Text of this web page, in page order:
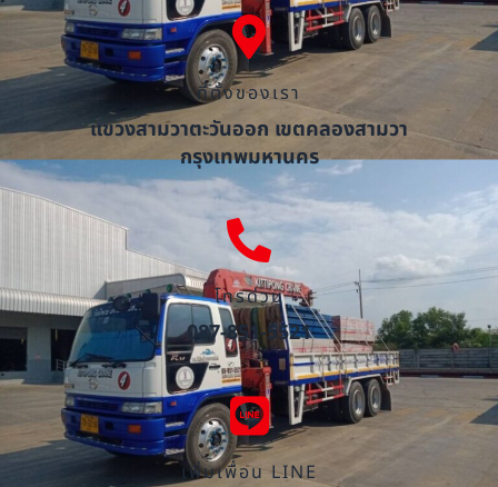
ที่ตั้งของเรา
แขวงสามวาตะวันออก เขตคลองสามวา
กรุงเทพมหานคร
โทรด่วน
087-851-5521
เพิ่มเพื่อน LINE